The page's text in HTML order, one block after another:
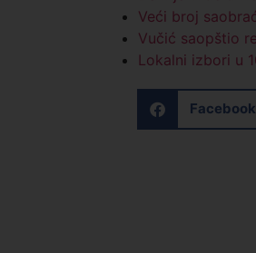
Veći broj
Vučić saopštio
Lokalni izbori u
Facebook